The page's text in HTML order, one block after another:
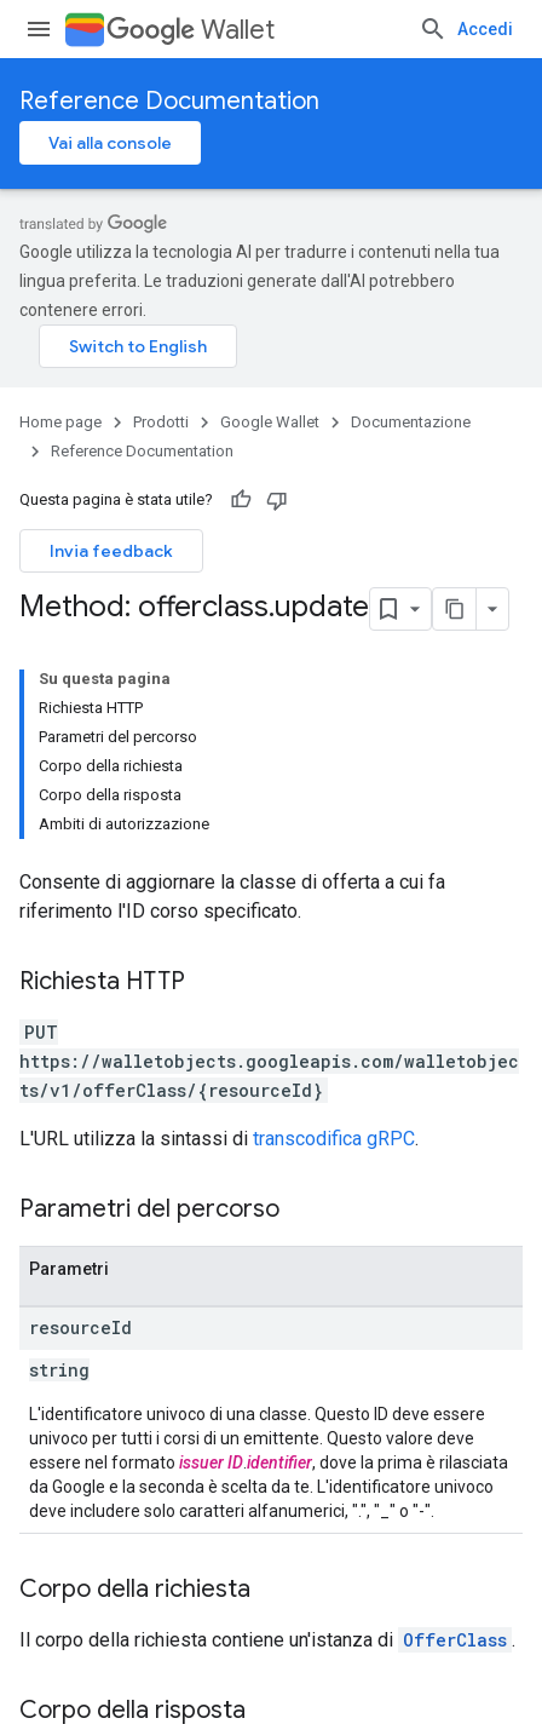
Wallet Accedi
Reference Documentation
Vai alla console
Google utilizza la tecnologia AI per tradurre i contenuti nella tua
lingua preferita. Le traduzioni generate dall'AI potrebbero
contenere errori.
Home page Prodotti Google Wallet
Documentazione
Reference Documentation
Questa pagina è stata utile?
Invia feedback
Method: offerclass.update
Su questa pagina
Richiesta HTTP
Parametri del percorso
Corpo della richiesta
Corpo della risposta
Ambiti di autorizzazione
Consente di aggiornare la classe di offerta a cui fa
riferimento l'ID corso specificato.
Richiesta HTTP
PUT
https://walletobjects.googleapis.com/walletobjec
ts/v1/offerClass/{resourceId}
L'URL utilizza la sintassi di transcodifica gRPC.
Parametri del percorso
Parametri
resourceId
string
L'identificatore univoco di una classe. Questo ID deve essere
univoco per tutti i corsi di un emittente. Questo valore deve
essere nel formato issuer IDidentifier, dove la prima è rilasciata
da Google e la seconda è scelta da te. L'identificatore univoco
deve includere solo caratteri alfanumerici, ".", "_" o "-".
Corpo della richiesta
Il corpo della richiesta contiene un'istanza di OfferClass .
Corpo della risposta